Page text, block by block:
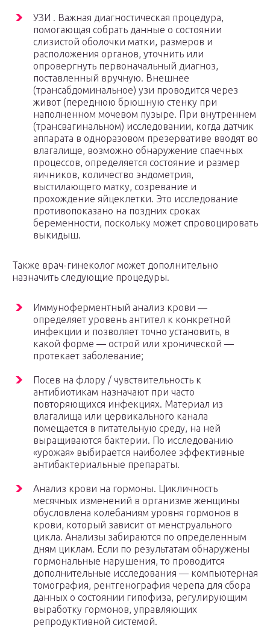
УЗИ . Важная диагностическая процедура,
помогающая собрать данные о состоянии
слизистой оболочки матки, размеров и
расположения органов, уточнить или
опровергнуть первоначальный диагноз,
поставленный вручную. Внешнее
(трансабдоминальное) узи проводится через
живот (переднюю брюшную стенку при
наполненном мочевом пузыре. При внутреннем
(трансвагинальном) исследовании, когда датчик
аппарата в одноразовом презервативе вводят во
влагалище, возможно обнаружение спаечных
процессов, определяется состояние и размер
яичников, количество эндометрия,
выстилающего матку, созревание и
прохождение яйцеклетки. Это исследование
противопоказано на поздних сроках
беременности, поскольку может спровоцировать
выкидыш.
Также врач-гинеколог может дополнительно
назначить следующие процедуры.
Иммуноферментный анализ крови —
определяет уровень антител к конкретной
инфекции и позволяет точно установить, в
какой форме — острой или хронической —
протекает заболевание;
Посев на флору / чувствительность к
антибиотикам назначают при часто
повторяющихся инфекциях. Материал из
влагалища или цервикального канала
помещается в питательную среду, на ней
выращиваются бактерии. По исследованию
«урожая» выбирается наиболее эффективные
антибактериальные препараты.
Анализ крови на гормоны. Цикличность
месячных изменений в организме женщины
обусловлена колебаниям уровня гормонов в
крови, который зависит от менструального
цикла. Анализы забираются по определенным
дням циклам. Если по результатам обнаружены
гормональные нарушения, то проводится
дополнительные исследования — компьютерная
томография, рентгенография черепа для сбора
данных о состоянии гипофиза, регулирующим
выработку гормонов, управляющих
репродуктивной системой.